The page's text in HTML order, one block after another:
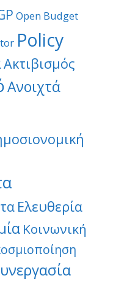
Open Budget
Policy
Ακτιβισμός
Ανοιχτά
Ελευθερία
Κοινωνική